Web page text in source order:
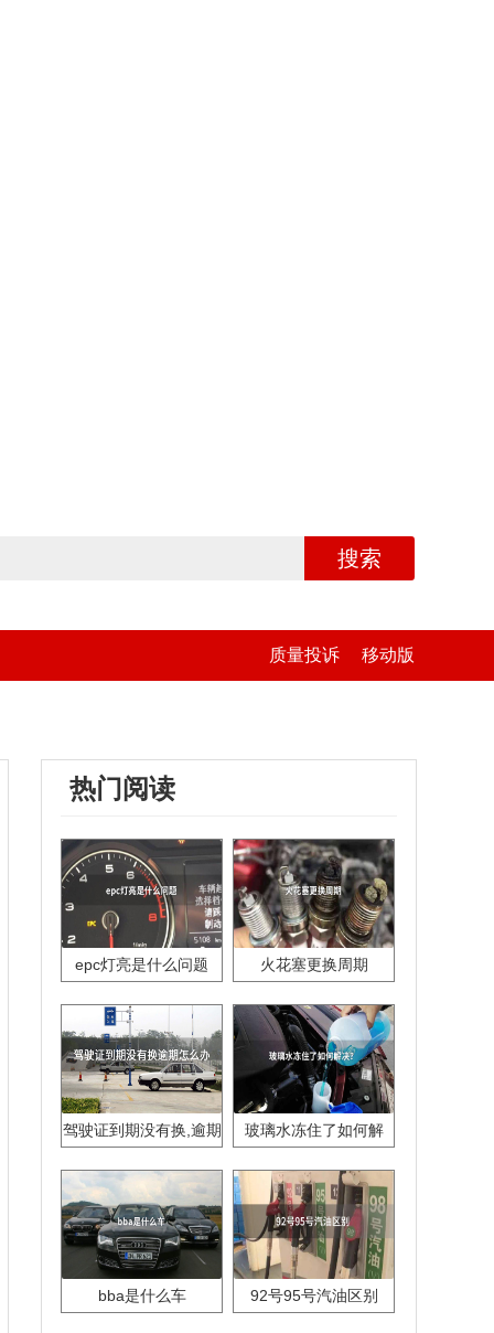
搜索
质量投诉 移动版
热门阅读
epc灯亮是什么问题 火花塞更换周期
驾驶证到期没有换,逾期
玻璃水冻住了如何解
bba是什么车 92号95号汽油区别